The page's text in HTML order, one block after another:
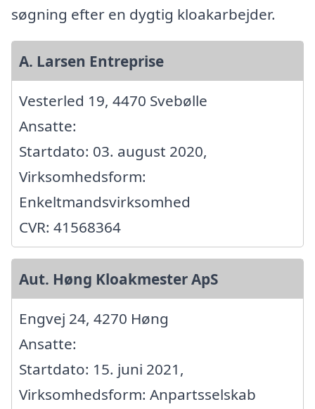
søgning efter en dygtig kloakarbejder.
A. Larsen Entreprise
Vesterled 19, 4470 Svebølle
Ansatte:
Startdato: 03. august 2020,
Virksomhedsform:
Enkeltmandsvirksomhed
CVR: 41568364
Aut. Høng Kloakmester ApS
Engvej 24, 4270 Høng
Ansatte:
Startdato: 15. juni 2021,
Virksomhedsform: Anpartsselskab